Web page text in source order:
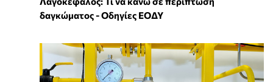
δαγκώματος - Οδηγίες ΕΟΔΥ